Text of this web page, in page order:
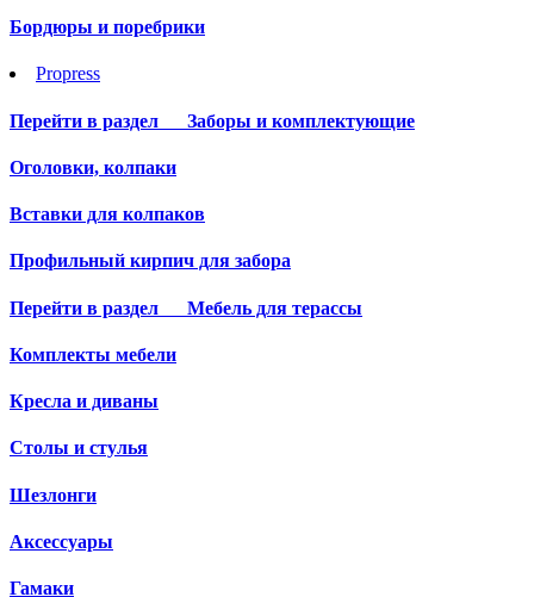
Бордюры и поребрики
Propress
Перейти в раздел Заборы и комплектующие
Оголовки, колпаки
Вставки для колпаков
Профильный кирпич для забора
Перейти в раздел Мебель для терассы
Комплекты мебели
Кресла и диваны
Столы и стулья
Шезлонги
Аксессуары
Гамаки